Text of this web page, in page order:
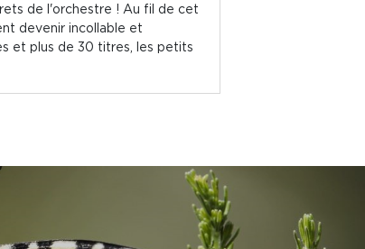
de l'orchestre ! Au fil de cet
devenir incollable et
et plus de 30 titres, les petits